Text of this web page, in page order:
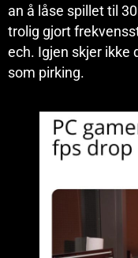
an å låse spillet til
trolig gjort
ech. Igjen skjer ikke
som pirking.